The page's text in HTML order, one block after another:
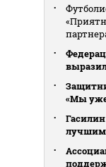
«Мы уже
лучшим